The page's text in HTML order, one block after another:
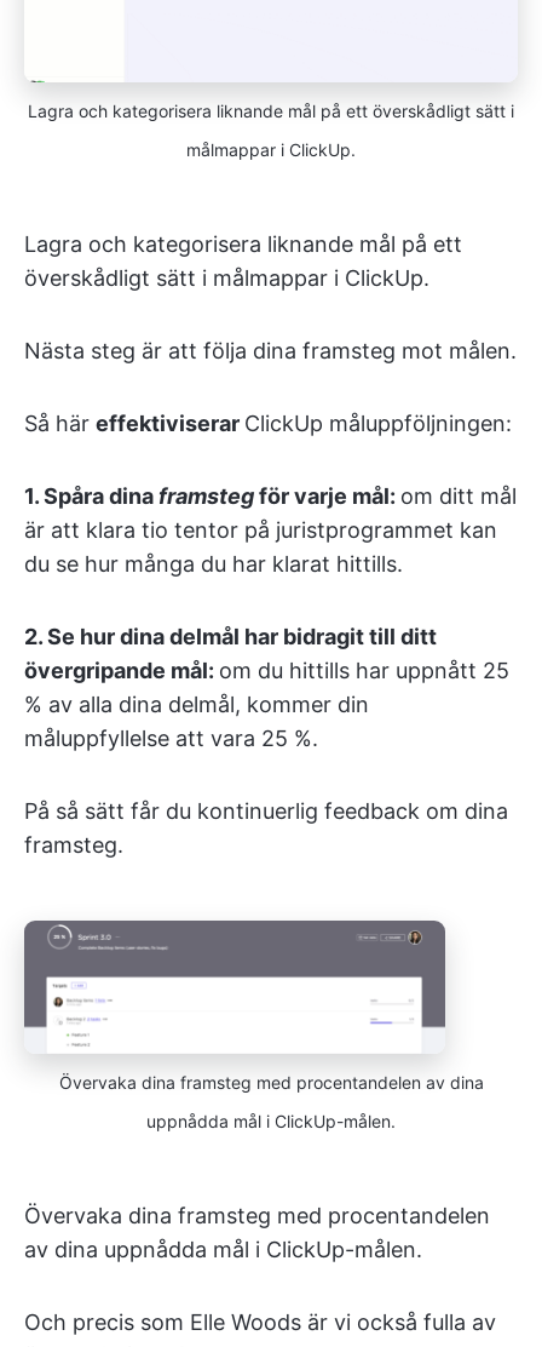
Lagra och kategorisera liknande mål på ett överskådligt sätt i
målmappar i ClickUp.
Lagra och kategorisera liknande mål på ett
överskådligt sätt i målmappar i ClickUp.
Nästa steg är att följa dina framsteg mot målen.
Så här effektiviserar ClickUp måluppföljningen:
1. Spåra dina framstegför varje mål: om ditt mål
är att klara tio tentor på juristprogrammet kan
du se hur många du har klarat hittills.
2. Se hur dina delmål har bidragit till ditt
övergripande mål: om du hittills har uppnått 25
% av alla dina delmål, kommer din
måluppfyllelse att vara 25 %.
På så sätt får du kontinuerlig feedback om dina
framsteg.
Övervaka dina framsteg med procentandelen av dina
uppnådda mål i ClickUp-målen.
Övervaka dina framsteg med procentandelen
av dina uppnådda mål i ClickUp-målen.
Och precis som Elle Woods är vi också fulla av